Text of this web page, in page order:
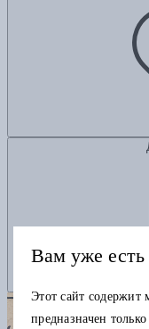
Вам уже есть
Этот сайт содержит
предназначен